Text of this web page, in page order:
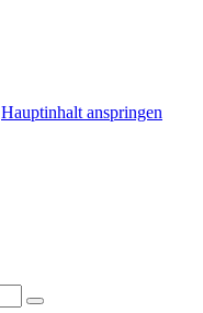
Hauptinhalt anspringen